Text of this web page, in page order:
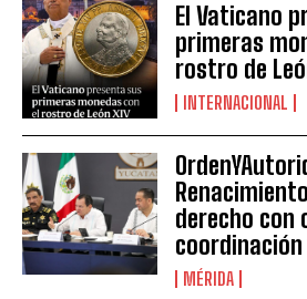
El Vaticano
primeras
rostro de
INTERNACIONAL
derecho con
MÉRIDA